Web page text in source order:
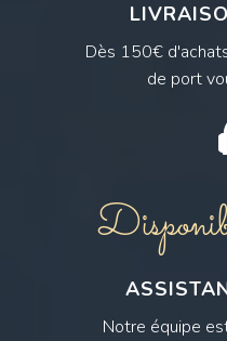
Dès 150€
de port
Notre équipe